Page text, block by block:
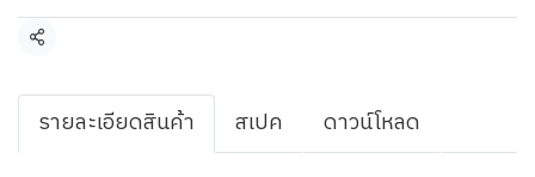
แชร์
รายละเอียดสินค้า สเปค ดาวน์โหลด